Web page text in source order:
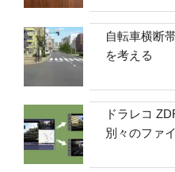
自転車横断
を考える
ドラレコ
別々のファ